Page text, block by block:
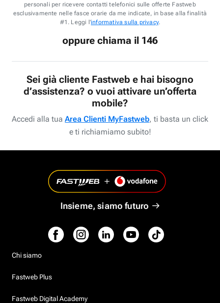
personali per ricevere contatti telefonici sulle offerte Fastweb
esclusivamente nelle fasce orarie da me indicate, in base alla finalità
#1. Leggi l'informativa sulla privacy.
oppure chiama il 146
Sei già cliente Fastweb e hai bisogno
d’assistenza? o vuoi attivare un’offerta
mobile?
Accedi alla tua Area Clienti MyFastweb, ti basta un click
e ti richiamiamo subito!
Insieme, siamo futuro
Chi siamo
Fastweb Plus
Fastweb Digital Academy